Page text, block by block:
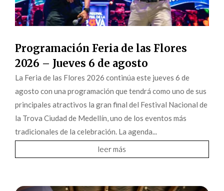
Programación Feria de las Flores
2026 – Jueves 6 de agosto
La Feria de las Flores 2026 continúa este jueves 6 de
agosto con una programación que tendrá como uno de sus
principales atractivos la gran final del Festival Nacional de
la Trova Ciudad de Medellín, uno de los eventos más
tradicionales de la celebración. La agenda...
leer más